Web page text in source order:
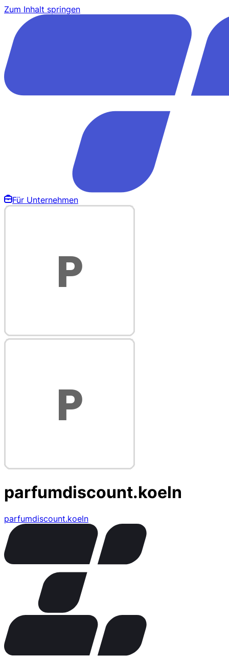
Zum Inhalt springen
Für Unternehmen
parfumdiscount.koeln
parfumdiscount.koeln